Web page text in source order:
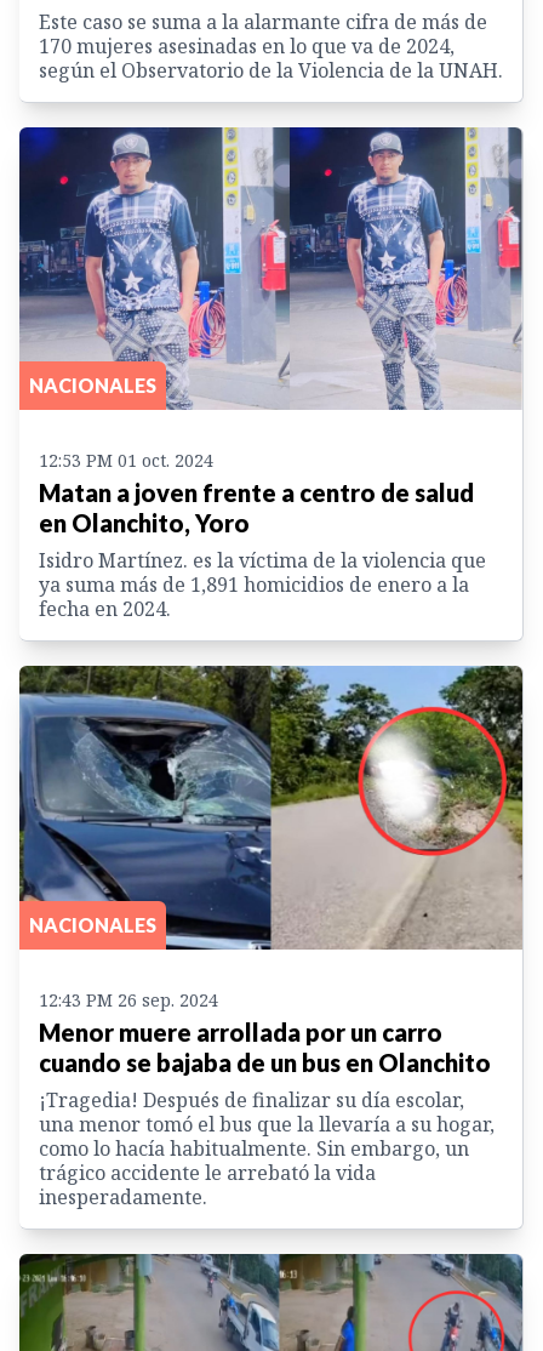
Este caso se suma a la alarmante cifra de más de
170 mujeres asesinadas en lo que va de 2024,
según el Observatorio de la Violencia de la UNAH.
NACIONALES
12:53 PM 01 oct. 2024
Matan a joven frente a centro de salud
en Olanchito, Yoro
Isidro Martínez. es la víctima de la violencia que
ya suma más de 1,891 homicidios de enero a la
fecha en 2024.
NACIONALES
12:43 PM 26 sep. 2024
Menor muere arrollada por un carro
cuando se bajaba de un bus en Olanchito
¡Tragedia! Después de finalizar su día escolar,
una menor tomó el bus que la llevaría a su hogar,
como lo hacía habitualmente. Sin embargo, un
trágico accidente le arrebató la vida
inesperadamente.